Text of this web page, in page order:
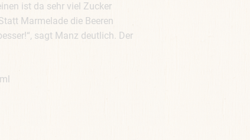
ist da sehr viel Zucker
Marmelade die Beeren
sagt Manz deutlich. Der